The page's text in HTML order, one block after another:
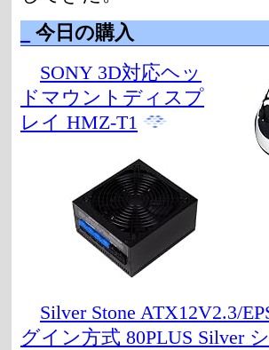
今日の購入
SONY 3D対応ヘッ
ドマウントディスプ
レイ HMZ-T1
Silver Stone ATX12V2.3/
グイン方式 80PLUS Silver